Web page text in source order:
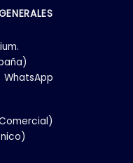
WhatsApp